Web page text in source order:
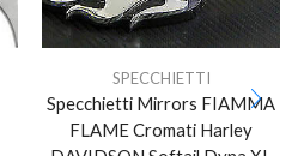
SPECCHIETTI
Specchietti Mirrors FIAMMA
FLAME Cromati Harley